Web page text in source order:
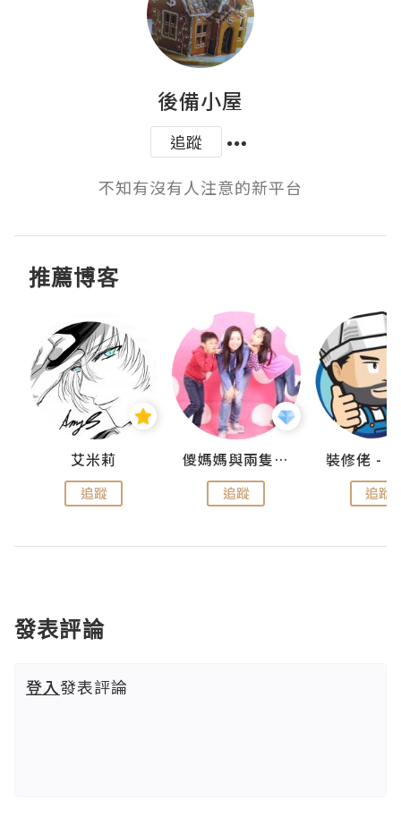
後備小屋
追蹤
不知有沒有人注意的新平台
推薦博客
艾米莉
追蹤
儍媽媽與兩隻小魔怪之家
追蹤 追蹤
發表評論
登入發表評論